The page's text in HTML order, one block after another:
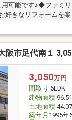
可能です♪◆ファミ
好きなリフォームを楽
も承ります。※居住
スムーズです。■□■
２分キリン堂 東大阪
三ノ瀬1丁目店まで徒
阪市足代南１
3,050万円
間取り 6LDK
建物面積
土地面積
築年月 1995年